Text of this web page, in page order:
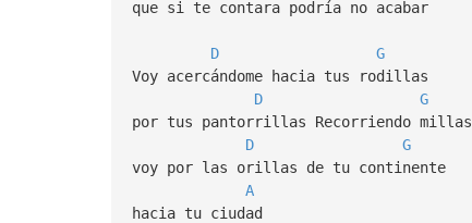
que si te contara podría no acabar
D
G
Voy acercándome hacia tus rodillas
D
G
por tus pantorrillas Recorriendo millas
D
G
voy por las orillas de tu continente
A
hacia tu ciudad